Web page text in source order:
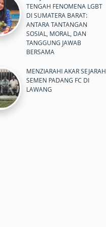
TENGAH FENOMENA LGBT
DI SUMATERA BARAT:
ANTARA TANTANGAN
SOSIAL, MORAL, DAN
TANGGUNG JAWAB
BERSAMA
MENZIARAHI AKAR SEJARAH
SEMEN PADANG FC DI
LAWANG